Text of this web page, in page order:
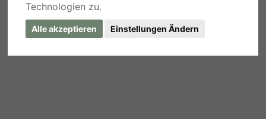
Technologien zu.
Alle akzeptieren Einstellungen Ändern